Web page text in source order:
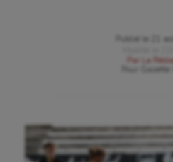
Publié le
21
Par
La
Gazette